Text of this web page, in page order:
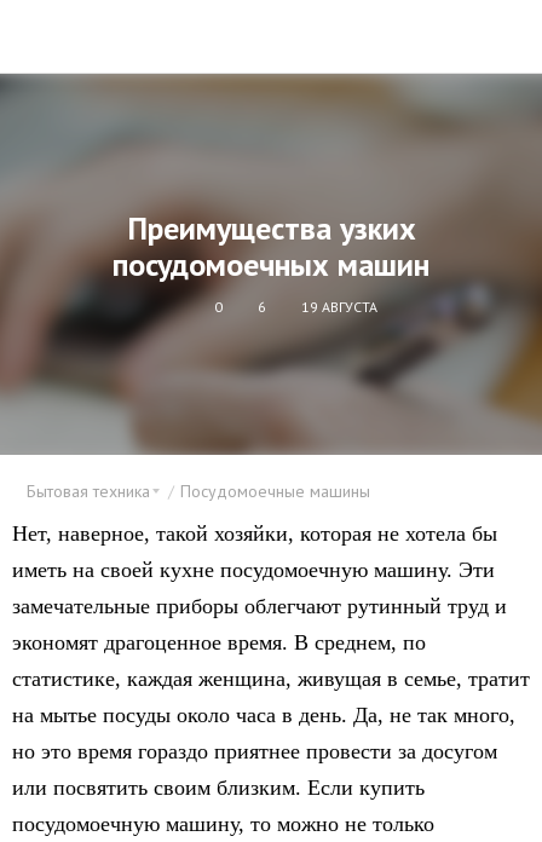
Преимущества узких
посудомоечных машин
0 6 19 АВГУСТА
Бытовая техника Посудомоечные машины
Нет, наверное, такой хозяйки, которая не хотела бы
иметь на своей кухне посудомоечную машину. Эти
замечательные приборы облегчают рутинный труд и
экономят драгоценное время. В среднем, по
статистике, каждая женщина, живущая в семье, тратит
на мытье посуды около часа в день. Да, не так много,
но это время гораздо приятнее провести за досугом
или посвятить своим близким. Если купить
посудомоечную машину, то можно не только